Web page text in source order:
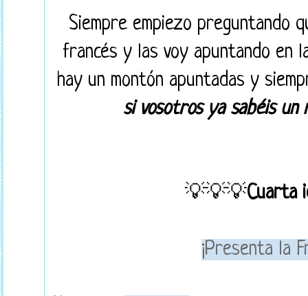
Siempre empiezo preguntando
francés y las voy apuntando en
hay un montón apuntadas y
si vosotros ya sabéis un
💡💡💡Cuarta
¡Presenta la